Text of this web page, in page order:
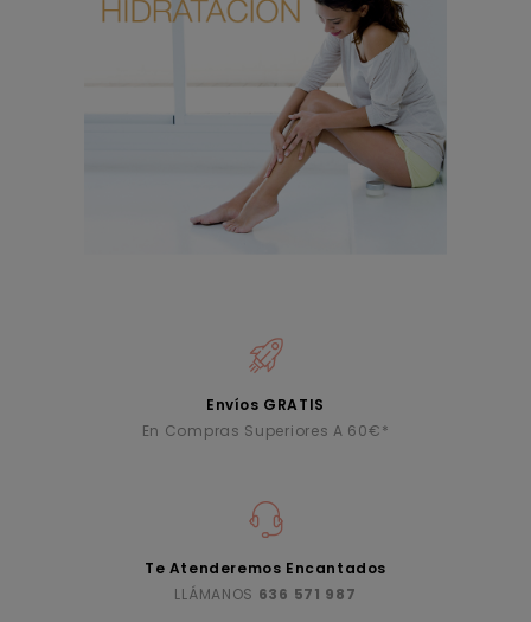
Envíos GRATIS
En Compras Superiores A 60€*
Te Atenderemos Encantados
LLÁMANOS 636 571 987